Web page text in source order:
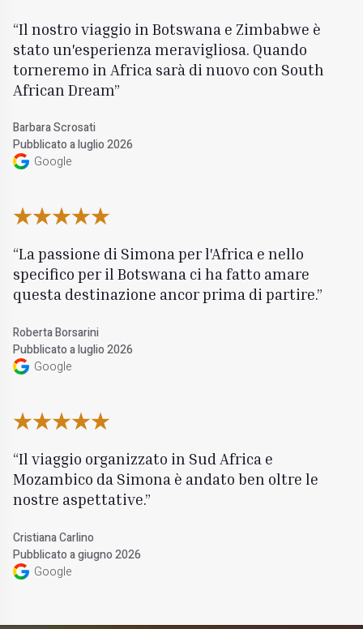
Il nostro viaggio in Botswana e Zimbabwe è
stato un'esperienza meravigliosa. Quando
torneremo in Africa sarà di nuovo con South
African Dream
Barbara Scrosati
Pubblicato a luglio 2026
Google
La passione di Simona per l'Africa e nello
specifico per il Botswana ci ha fatto amare
questa destinazione ancor prima di partire.
Roberta Borsarini
Pubblicato a luglio 2026
Google
Il viaggio organizzato in Sud Africa e
Mozambico da Simona è andato ben oltre le
nostre aspettative.
Cristiana Carlino
Pubblicato a giugno 2026
Google